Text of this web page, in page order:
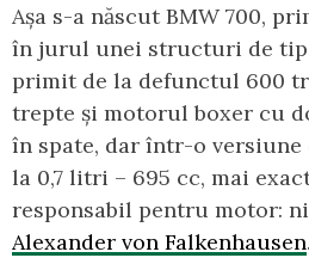
Așa s-a născut BMW 700,
în jurul unei structuri de tip
primit de la defunctul 600
trepte și motorul boxer cu
în spate, dar într-o
la 0,7 litri – 695 cc, mai
responsabil pentru motor:
Alexander von Falkenhausen.